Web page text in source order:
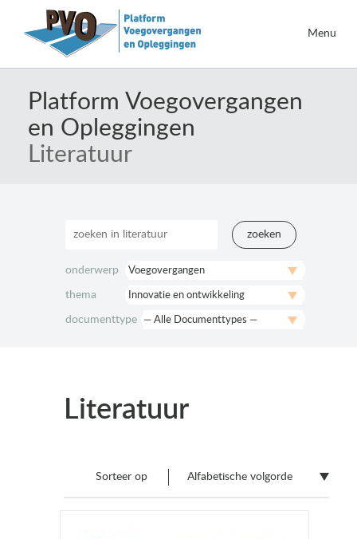
Menu
springen
Platform Voegovergangen
en Opleggingen
Literatuur
zoeken
onderwerp
thema
documenttype
Literatuur
Sorteer op Alfabetische volgorde